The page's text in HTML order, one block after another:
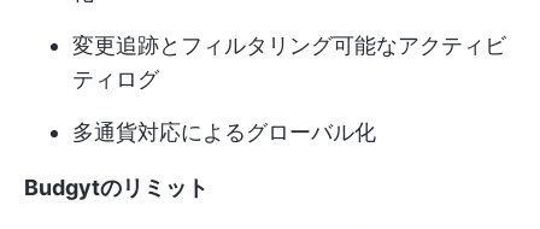
変更追跡とフィルタリング可能なアクティビ
ティログ
多通貨対応によるグローバル化
Budgytのリミット